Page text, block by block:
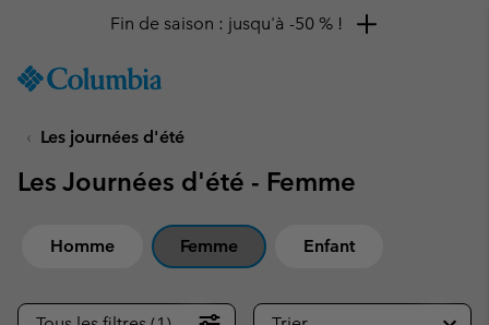
TO
SKIP
MAIN
SKIP
Remise de 10 % à saisir
Les journées d'été
Les Journées d'été - Femme
Homme Femme Enfant